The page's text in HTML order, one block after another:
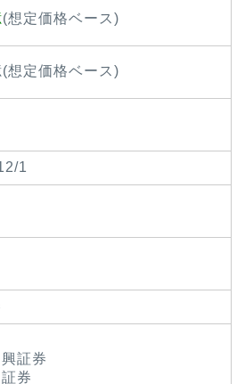
(想定価格ベース)
想定価格ベース)
1
証券
券